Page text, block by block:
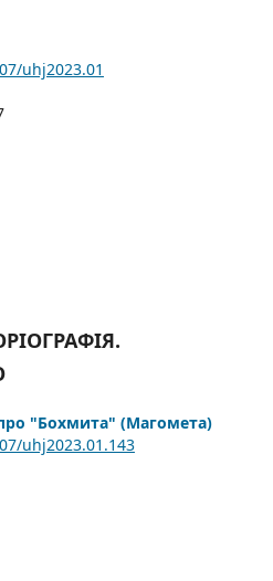
uhj2023.01
"Бохмита" (Магомета)
uhj2023.01.143